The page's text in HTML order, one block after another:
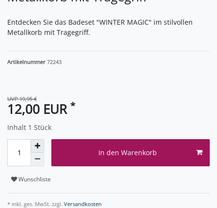
Entdecken Sie das Badeset "WINTER MAGIC" im stilvollen
Metallkorb mit Tragegriff.
Artikelnummer 72243
UVP 19,95 €
12,00 EUR *
Inhalt 1 Stück
In den Warenkorb
Wunschliste
* inkl. ges. MwSt. zzgl. Versandkosten